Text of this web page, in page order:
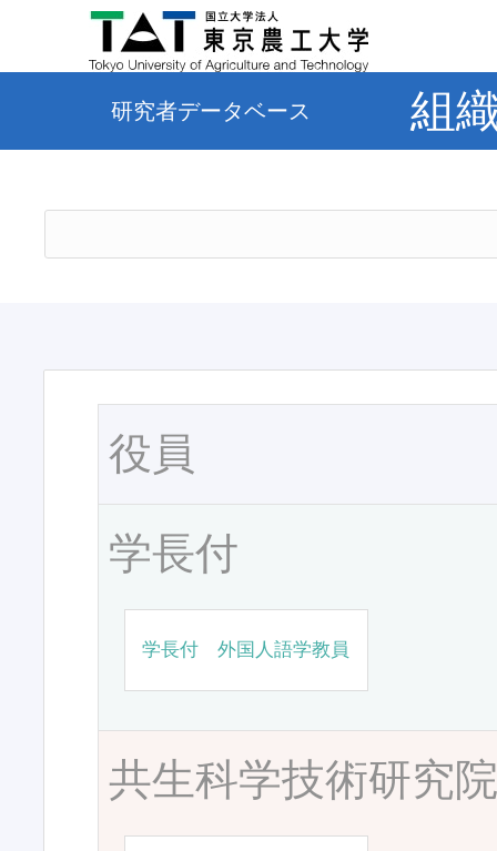
研究者データベース 組
役員
学長付
学長付 外国人語学教員
共生科学技術研究